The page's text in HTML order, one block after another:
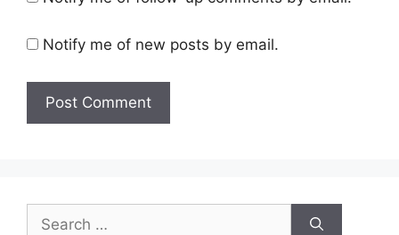
Notify me of new posts by email.